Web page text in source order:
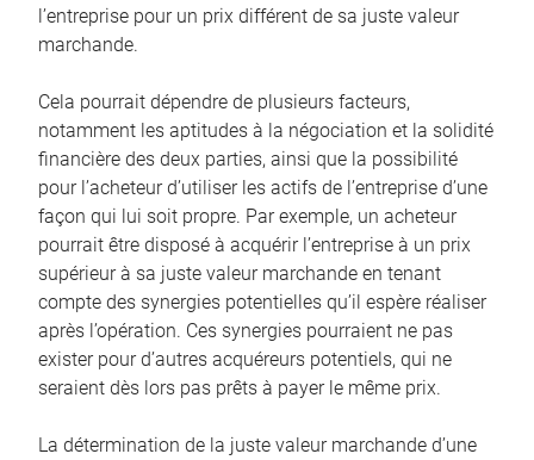
l’entreprise pour un prix différent de sa juste valeur
marchande.
Cela pourrait dépendre de plusieurs facteurs,
notamment les aptitudes à la négociation et la solidité
financière des deux parties, ainsi que la possibilité
pour l’acheteur d’utiliser les actifs de l’entreprise d’une
façon qui lui soit propre. Par exemple, un acheteur
pourrait être disposé à acquérir l’entreprise à un prix
supérieur à sa juste valeur marchande en tenant
compte des synergies potentielles qu’il espère réaliser
après l’opération. Ces synergies pourraient ne pas
exister pour d’autres acquéreurs potentiels, qui ne
seraient dès lors pas prêts à payer le même prix.
La détermination de la juste valeur marchande d’une